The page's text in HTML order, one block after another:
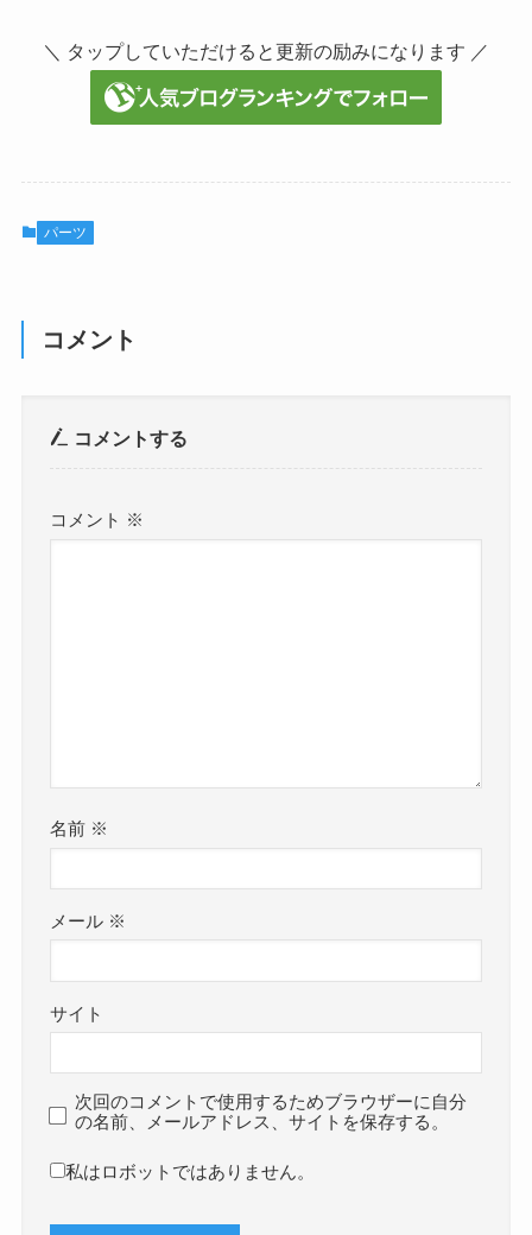
＼ タップしていただけると更新の励みになります ／
パーツ
コメント
コメントする
コメント ※
名前 ※
メール ※
サイト
次回のコメントで使用するためブラウザーに自分
の名前、メールアドレス、サイトを保存する。
私はロボットではありません。